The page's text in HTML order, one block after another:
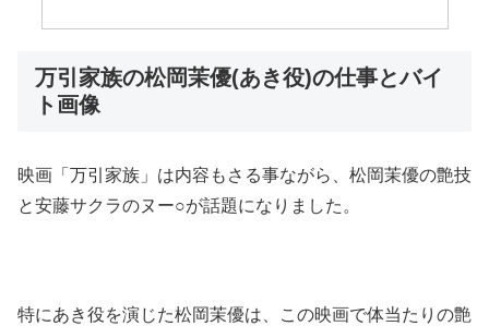
万引家族の松岡茉優(あき役)の仕事とバイ
ト画像
映画「万引家族」は内容もさる事ながら、松岡茉優の艶技
と安藤サクラのヌー○が話題になりました。
特にあき役を演じた松岡茉優は、この映画で体当たりの艶